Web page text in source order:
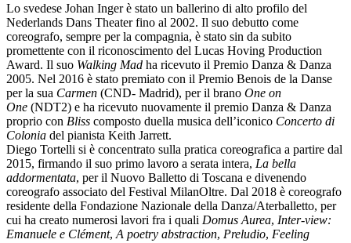
Lo svedese Johan Inger è stato un ballerino di alto profilo del
Nederlands Dans Theater fino al 2002. Il suo debutto come
coreografo, sempre per la compagnia, è stato sin da subito
promettente con il riconoscimento del Lucas Hoving Production
Award. Il suo Walking Mad ha ricevuto il Premio Danza & Danza
2005. Nel 2016 è stato premiato con il Premio Benois de la Danse
per la sua Carmen (CND- Madrid), per il brano One on
One (NDT2) e ha ricevuto nuovamente il premio Danza & Danza
proprio con Bliss composto duella musica dell’iconico Concerto di
Colonia del pianista Keith Jarrett.
Diego Tortelli si è concentrato sulla pratica coreografica a partire dal
2015, firmando il suo primo lavoro a serata intera, La bella
addormentata, per il Nuovo Balletto di Toscana e divenendo
coreografo associato del Festival MilanOltre. Dal 2018 è coreografo
residente della Fondazione Nazionale della Danza/Aterballetto, per
cui ha creato numerosi lavori fra i quali Domus Aurea, Inter-view:
Emanuele e Clément, A poetry abstraction, Preludio, Feeling